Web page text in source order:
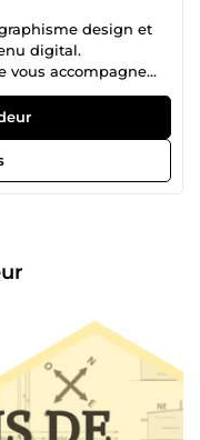
design et
digital.
vous accompagne
de marque et votre
visuels
supports web et
etc. En
la photographie de
d’emailing
💸 Je
et orienté
design &amp;
Gestion de
de contenu &amp;
photographie de
📩